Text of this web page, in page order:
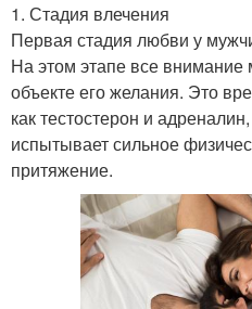
1. Стадия влечения
Первая стадия любви у
На этом этапе все
объекте его желания. Это
как тестостерон и
испытывает сильное
притяжение.